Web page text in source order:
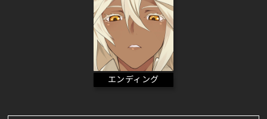
エンディング